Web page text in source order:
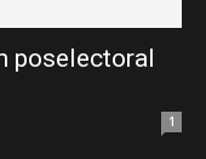
poselectoral
1